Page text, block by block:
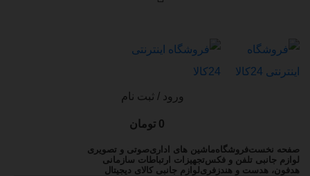
ورود / ثبت نام
0 تومان
صفحه نخستفروشگاهماشین های اداریصوتی و تصویری
لوازم جانبی تلفن و فکستجهیزات ارتباطات سازمانی
هدفون، هدست و هندزفری لوازم جانبی کالای دیجیتال